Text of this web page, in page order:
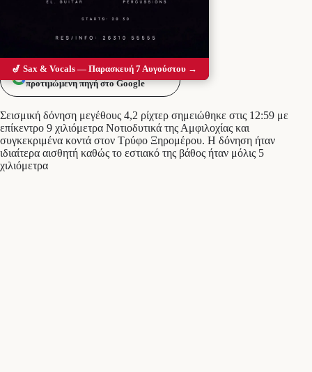
Προσθέστε το Messolonghi Voice ως
προτιμώμενη πηγή στο Google
Σεισμική δόνηση μεγέθους 4,2 ρίχτερ σημειώθηκε στις 12:59 με
επίκεντρο 9 χιλιόμετρα Νοτιοδυτικά της Αμφιλοχίας και
συγκεκριμένα κοντά στον Τρύφο Ξηρομέρου. Η δόνηση ήταν
ιδιαίτερα αισθητή καθώς το εστιακό της βάθος ήταν μόλις 5
χιλιόμετρα
🎷 Sax & Vocals — Παρασκευή 7 Αυγούστου →